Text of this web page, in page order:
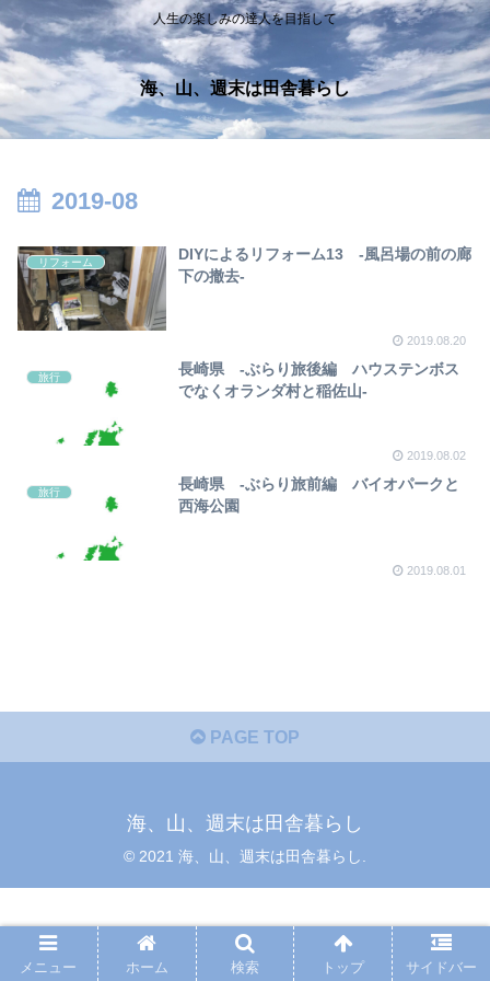
人生の楽しみの達人を目指して
海、山、週末は田舎暮らし
2019-08
リフォーム
DIYによるリフォーム13 -風呂場の前の廊
下の撤去-
2019.08.20
旅行
長崎県 ‐ぶらり旅後編 ハウステンボス
でなくオランダ村と稲佐山‐
2019.08.02
旅行
長崎県 ‐ぶらり旅前編 バイオパークと
西海公園
2019.08.01
PAGE TOP
海、山、週末は田舎暮らし
© 2021 海、山、週末は田舎暮らし.
メニュー ホーム 検索 トップ サイドバー